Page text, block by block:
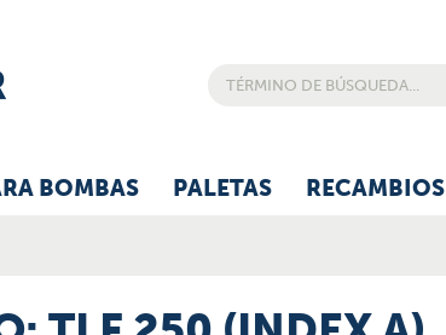
BOMBAS PALETAS RECAMBIOS